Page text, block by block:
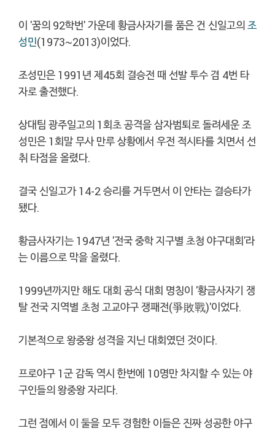
이 '꿈의 92학번' 가운데 황금사자기를 품은 건 신일고의조
성민(1973~2013)이었다.
조성민은 1991년 제45회 결승전 때 선발 투수 겸 4번 타
자로 출전했다.
상대팀 광주일고의 1회초 공격을 삼자범퇴로 돌려세운 조
성민은 1회말 무사 만루 상황에서 우전 적시타를 치면서 선
취 타점을 올렸다.
결국 신일고가 14-2 승리를 거두면서 이 안타는 결승타가
됐다.
황금사자기는 1947년 '전국 중학 지구별 초청 야구대회'라
는 이름으로 막을 올렸다.
1999년까지만 해도 대회 공식 대회 명칭이 '황금사자기 쟁
탈 전국 지역별 초청 고교야구 쟁패전(爭敗戰)'이었다.
기본적으로 왕중왕 성격을 지닌 대회였던 것이다.
프로야구 1군 감독 역시 한번에 10명만 차지할 수 있는 야
구인들의 왕중왕 자리다.
그런 점에서 이 둘을 모두 경험한 이들은 진짜 성공한 야구